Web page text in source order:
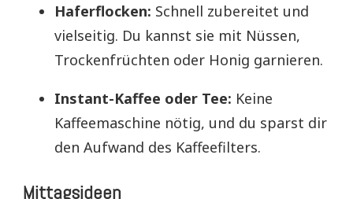
Haferflocken: Schnell zubereitet und
vielseitig. Du kannst sie mit Nüssen,
Trockenfrüchten oder Honig garnieren.
Instant-Kaffee oder Tee: Keine
Kaffeemaschine nötig, und du sparst dir
den Aufwand des Kaffeefilters.
Mittagsideen